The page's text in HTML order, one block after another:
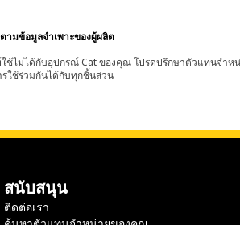
มข้อมูลจำเพาะของผู้ผลิต
ช้ไม่ได้กับอุปกรณ์ Cat ของคุณ โปรดปรึกษาตัวแทนจ
ใช้ร่วมกันได้กับทุกชิ้นส่วน
สนับสนุน
ติดต่อเรา